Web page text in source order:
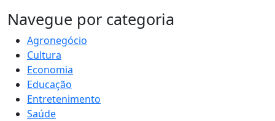
MAIS VISTOS
Navegue por categoria
Agronegócio
Cultura
Economia
Educação
Entretenimento
Saúde